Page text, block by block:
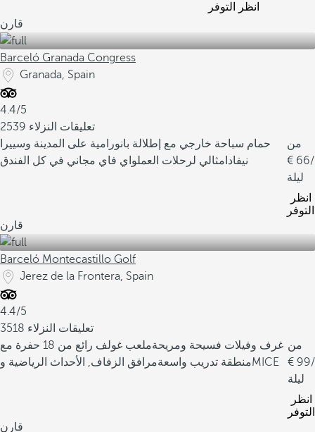
انظر التوفر
قارن
Barceló Granada Congress
Granada, Spain
4.4/5
2539 تعليقات النزلاء
حمام سباحة خارجي مع إطلالة بانورامية على المدينة وسييرا
نيفادا مثالي لرحلات العملواي فاي مجاني في كل الفندق
من
66/
ليلة
انظر
التوفر
قارن
Barceló Montecastillo Golf
Jerez de la Frontera, Spain
4.4/5
3518 تعليقات النزلاء
غرف وفيلات فسيحة ومريحة
ملعب غولف رائع من 18 حفرة مع
منطقة تدريب واسعةمرافق الزفاف, الأحداث الرياضية وMICE
من
99/
ليلة
انظر
التوفر
قارن